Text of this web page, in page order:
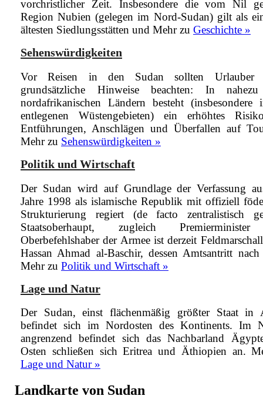
vorchristlicher Zeit. Insbesondere die vom Nil
Region Nubien (gelegen im Nord-Sudan) gilt als
ältesten Siedlungsstätten und Mehr zu Geschichte »
Sehenswürdigkeiten
Vor Reisen in den Sudan sollten Urlauber
grundsätzliche Hinweise beachten: In
nordafrikanischen Ländern besteht (insbesondere
entlegenen Wüstengebieten) ein erhöhtes
Entführungen, Anschlägen und Überfallen auf
Mehr zu Sehenswürdigkeiten »
Politik und Wirtschaft
Der Sudan wird auf Grundlage der Verfassung
Jahre 1998 als islamische Republik mit offiziell
Strukturierung regiert (de facto zentralistisch
Staatsoberhaupt, zugleich
Oberbefehlshaber der Armee ist derzeit
Hassan Ahmad al-Baschir, dessen Amtsantritt nach
Mehr zu Politik und Wirtschaft »
Lage und Natur
Der Sudan, einst flächenmäßig größter Staat in
befindet sich im Nordosten des Kontinents. Im
angrenzend befindet sich das Nachbarland
Osten schließen sich Eritrea und Äthiopien an.
Lage und Natur »
Landkarte von Sudan